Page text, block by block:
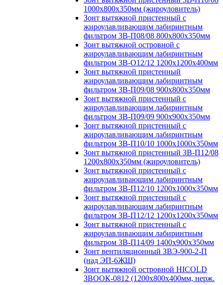
1000х800х350мм (жироуловитель)
Зонт вытяжной пристенный с
жироулавливающим лабиринтным
фильтром ЗВ-П08/08 800х800х350мм
Зонт вытяжной островной с
жироулавливающим лабиринтным
фильтром ЗВ-О12/12 1200х1200х400мм
Зонт вытяжной пристенный
жироулавливающим лабиринтным
фильтром ЗВ-П09/08 900х800х350мм
Зонт вытяжной пристенный с
жироулавливающим лабиринтным
фильтром ЗВ-П09/09 900х900х350мм
Зонт вытяжной пристенный с
жироулавливающим лабиринтным
фильтром ЗВ-П10/10 1000х1000х350мм
Зонт вытяжной пристенный ЗВ-П12/08
1200х800х350мм (жироуловитель)
Зонт вытяжной пристенный с
жироулавливающим лабиринтным
фильтром ЗВ-П12/10 1200х1000х350мм
Зонт вытяжной пристенный с
жироулавливающим лабиринтным
фильтром ЗВ-П12/12 1200х1200х350мм
Зонт вытяжной пристенный с
жироулавливающим лабиринтным
фильтром ЗВ-П14/09 1400х900х350мм
Зонт вентиляционный ЗВЭ-900-2-П
(над ЭП-6ЖШ)
Зонт вытяжной островной HICOLD
ЗВООК-0812 (1200х800x400мм, нерж.